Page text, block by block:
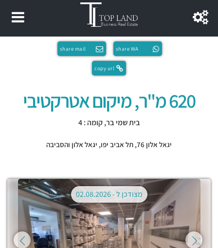
share WA
share mail
copy url
620 מ"ר, מיקום אטרקטיבי
בית שמי בר, קומה : 4
יגאל אלון 76, תל אביב יפו, יגאל אלון והסביבה
מצודכן ל -02.08.2026